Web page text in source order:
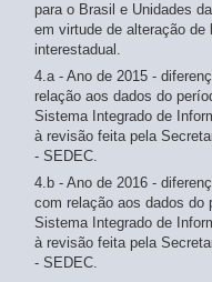
para o Brasil e Unidades
em virtude de alteração
interestadual.
4.a - Ano de 2015 -
relação aos dados do
Sistema Integrado de
à revisão feita pela
- SEDEC.
4.b - Ano de 2016 -
com relação aos dados do
Sistema Integrado de
à revisão feita pela
- SEDEC.